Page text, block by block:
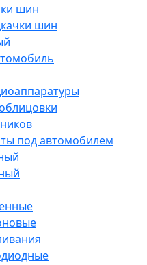
шин
шин
под автомобилем